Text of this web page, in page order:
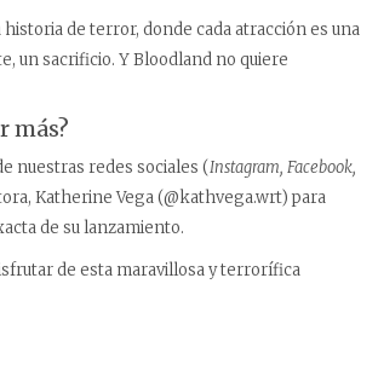
de terror, donde cada atracción es una
un sacrificio. Y Bloodland no quiere
más?
nuestras redes sociales (Instagram, Facebook,
Katherine Vega (@kathvega.wrt) para
de su lanzamiento.
de esta maravillosa y terrorífica